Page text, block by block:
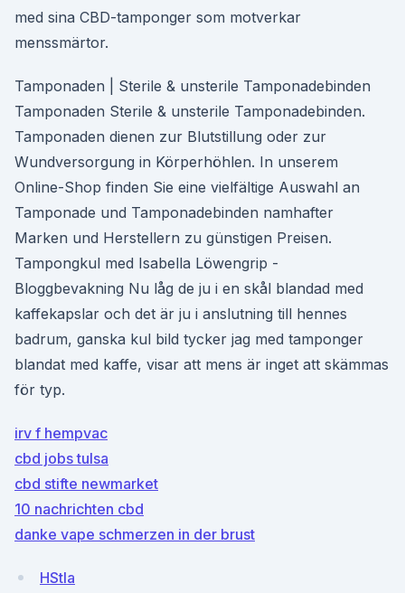
med sina CBD-tamponger som motverkar
menssmärtor.
Tamponaden | Sterile & unsterile Tamponadebinden
Tamponaden Sterile & unsterile Tamponadebinden.
Tamponaden dienen zur Blutstillung oder zur
Wundversorgung in Körperhöhlen. In unserem
Online-Shop finden Sie eine vielfältige Auswahl an
Tamponade und Tamponadebinden namhafter
Marken und Herstellern zu günstigen Preisen.
Tampongkul med Isabella Löwengrip -
Bloggbevakning Nu låg de ju i en skål blandad med
kaffekapslar och det är ju i anslutning till hennes
badrum, ganska kul bild tycker jag med tamponger
blandat med kaffe, visar att mens är inget att skämmas
för typ.
irv f hempvac
cbd jobs tulsa
cbd stifte newmarket
10 nachrichten cbd
danke vape schmerzen in der brust
HStIa